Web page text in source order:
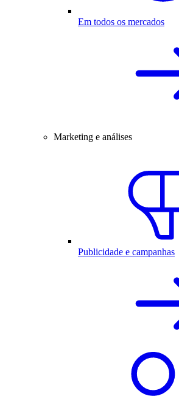
Em todos os mercados
Marketing e análises
Publicidade e campanhas